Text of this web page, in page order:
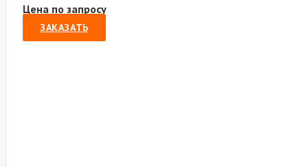
Цена по запросу
ЗАКАЗАТЬ